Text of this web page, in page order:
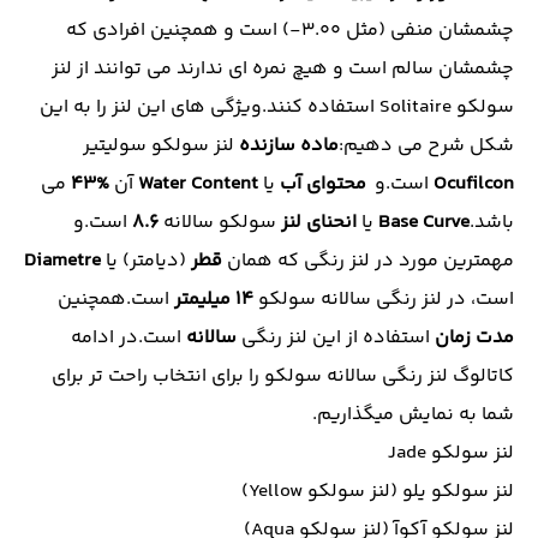
چشمشان منفی (مثل 3.00-) است و همچنین افرادی که
چشمشان سالم است و هیچ نمره ای ندارند می توانند از لنز
سولکو Solitaire استفاده کنند.ویژگی های این لنز را به این
شکل شرح می دهیم:ماده سازنده لنز سولکو سولیتیر
Ocufilcon است.و محتوای آب یا Water Content آن %43
می
باشد.Base Curve یا انحنای لنزسولکو سالانه 8.6 است.و
مهمترین مورد در لنز رنگی که همان قطر(دیامتر) یا Diametre
است، در لنز رنگی سالانه سولکو 14 میلیمتراست.همچنین
مدت زمان استفاده از این لنز رنگی سالانه است.در ادامه
کاتالوگ لنز رنگی سالانه سولکو را برای انتخاب راحت تر برای
شما به نمایش میگذاریم.
لنز سولکو Jade
لنز سولکو یلو (لنز سولکو Yellow)
لنز سولکو آکوآ (لنز سولکو Aqua)